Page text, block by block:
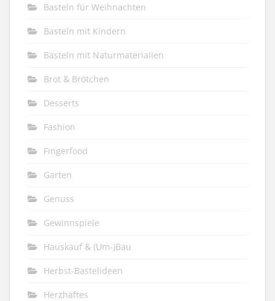
Basteln für Weihnachten
Basteln mit Kindern
Basteln mit Naturmaterialien
Brot & Brötchen
Desserts
Fashion
Fingerfood
Garten
Genuss
Gewinnspiele
Hauskauf & (Um-)Bau
Herbst-Bastelideen
Herzhaftes